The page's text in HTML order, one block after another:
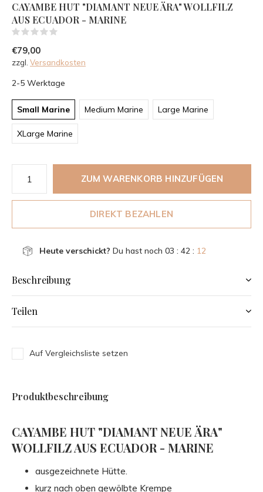
CAYAMBE HUT "DIAMANT NEUE ÄRA" WOLLFILZ
AUS ECUADOR - MARINE
€79,00
zzgl. Versandkosten
2-5 Werktage
Small Marine Medium Marine Large Marine
XLarge Marine
ZUM WARENKORB HINZUFÜGEN
DIREKT BEZAHLEN
Heute verschickt? Du hast noch 03 : 42 : 12
Beschreibung
Teilen
Auf Vergleichsliste setzen
Produktbeschreibung
CAYAMBE HUT "DIAMANT NEUE ÄRA"
WOLLFILZ AUS ECUADOR - MARINE
ausgezeichnete Hütte.
kurz nach oben gewölbte Krempe